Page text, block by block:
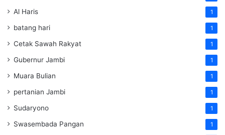
Al Haris 1
batang hari 1
Cetak Sawah Rakyat 1
Gubernur Jambi 1
Muara Bulian 1
pertanian Jambi 1
Sudaryono 1
Swasembada Pangan 1